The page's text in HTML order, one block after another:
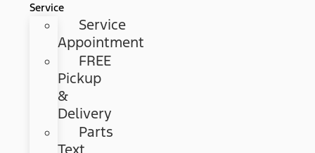
Service
Service
Appointment
FREE
Pickup
&
Delivery
Parts